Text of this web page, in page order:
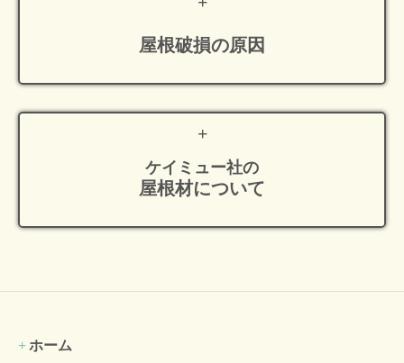
屋根破損の原因
ケイミュー社の
屋根材について
ホーム